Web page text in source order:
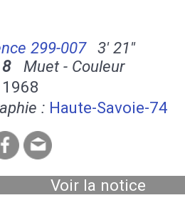
299-007
3' 21''
Muet - Couleur
1968
: Haute-Savoie-74
Voir la notice